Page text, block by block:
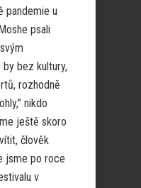
pandemie u
psali
bez kultury,
rozhodně
nikdo
ještě skoro
člověk
jsme po roce
v